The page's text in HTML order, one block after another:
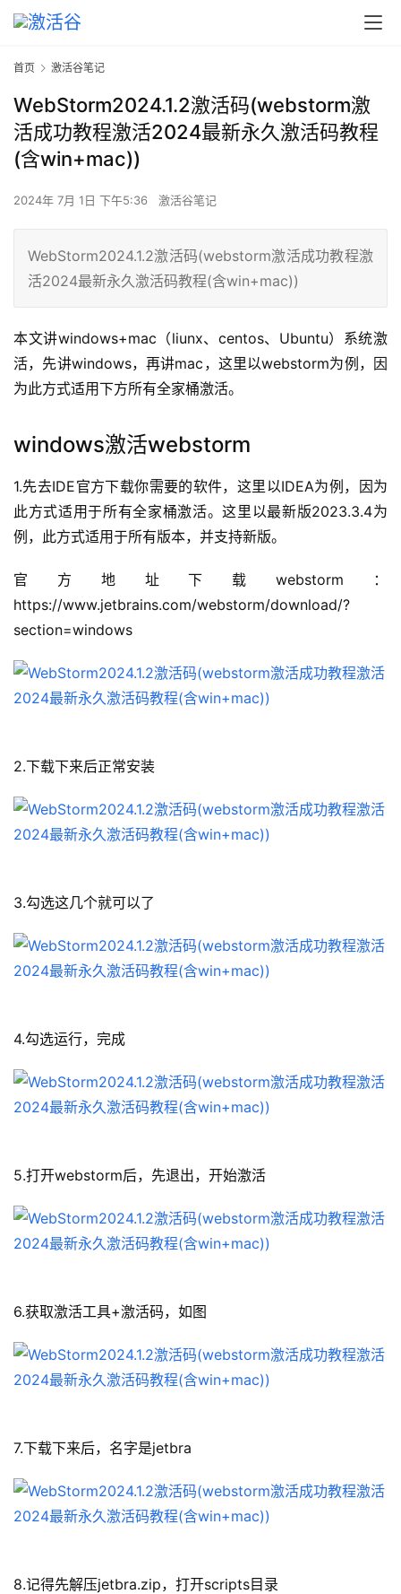
首页 激活谷笔记
WebStorm2024.1.2激活码(webstorm激
活成功教程激活2024最新永久激活码教程
(含win+mac))
2024年 7月 1日 下午5:36 激活谷笔记
WebStorm2024.1.2激活码(webstorm激活成功教程激
活2024最新永久激活码教程(含win+mac))
本文讲windows+mac（liunx、centos、Ubuntu）系统激
活，先讲windows，再讲mac，这里以webstorm为例，因
为此方式适用下方所有全家桶激活。
windows激活webstorm
1.先去IDE官方下载你需要的软件，这里以IDEA为例，因为
此方式适用于所有全家桶激活。这里以最新版2023.3.4为
例，此方式适用于所有版本，并支持新版。
官方地址下载webstorm：
https://www.jetbrains.com/webstorm/download/?
section=windows
2.下载下来后正常安装
3.勾选这几个就可以了
4.勾选运行，完成
5.打开webstorm后，先退出，开始激活
6.获取激活工具+激活码，如图
7.下载下来后，名字是jetbra
8.记得先解压jetbra.zip，打开scripts目录